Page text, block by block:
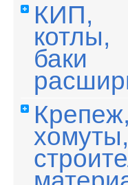
КИП,
котлы,
баки
Крепеж,
хомуты,